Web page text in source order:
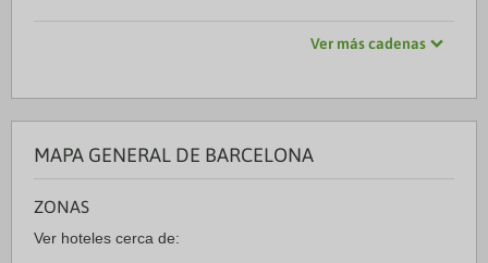
Ver más cadenas
MAPA GENERAL DE BARCELONA
ZONAS
Ver hoteles cerca de: